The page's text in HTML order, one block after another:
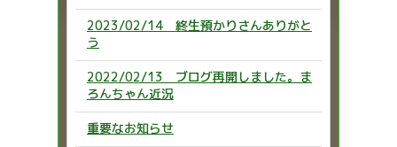
2023/02/14 終生預かりさんありがと
う
2022/02/13 ブログ再開しました。ま
ろんちゃん近況
重要なお知らせ